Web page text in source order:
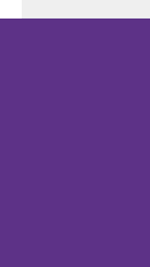
Alleen klanten